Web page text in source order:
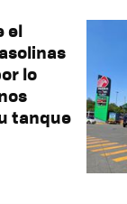
el
lo
tanque